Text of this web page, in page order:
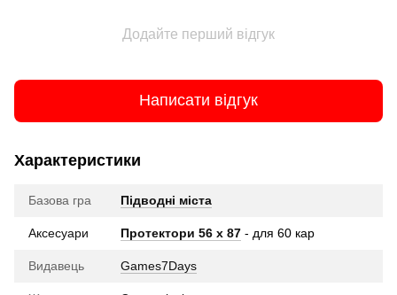
Додайте перший відгук
Написати відгук
Характеристики
Базова гра Підводні міста
Аксесуари Протектори 56 x 87 - для 60 кар
Видавець Games7Days